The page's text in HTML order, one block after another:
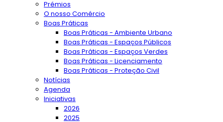
Prémios
O nosso Comércio
Boas Práticas
Boas Práticas - Ambiente Urbano
Boas Práticas - Espaços Públicos
Boas Práticas - Espaços Verdes
Boas Práticas - Licenciamento
Boas Práticas - Proteção Civil
Notícias
Agenda
Iniciativas
2026
2025